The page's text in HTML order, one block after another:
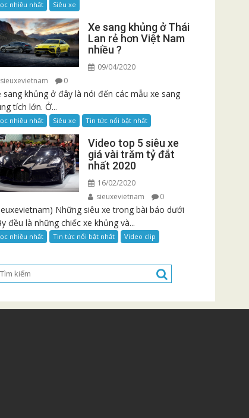
nhiều nhất Siêu xe
Xe sang khủng ở Thái
Lan rẻ hơn Việt Nam
nhiều ?
09/04/2020
sieuxevietnam
0
sang khủng ở đây là nói đến các mẫu xe sang
tích lớn. Ở...
nhiều nhất Siêu xe Tin tức nổi bật nhất
Video top 5 siêu xe
giá vài trăm tỷ đắt
nhất 2020
16/02/2020
sieuxevietnam
0
Những siêu xe trong bài báo dưới
đều là những chiếc xe khủng và...
nhiều nhất Tin tức nổi bật nhất Video clip